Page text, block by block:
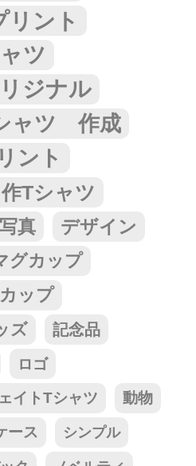
リント
ツ
ジナル
ャツ 作成
ント
Tシャツ
写真
デザイン
グカップ
ップ
ズ
記念品
ロゴ
イトTシャツ 動物
ース シンプル